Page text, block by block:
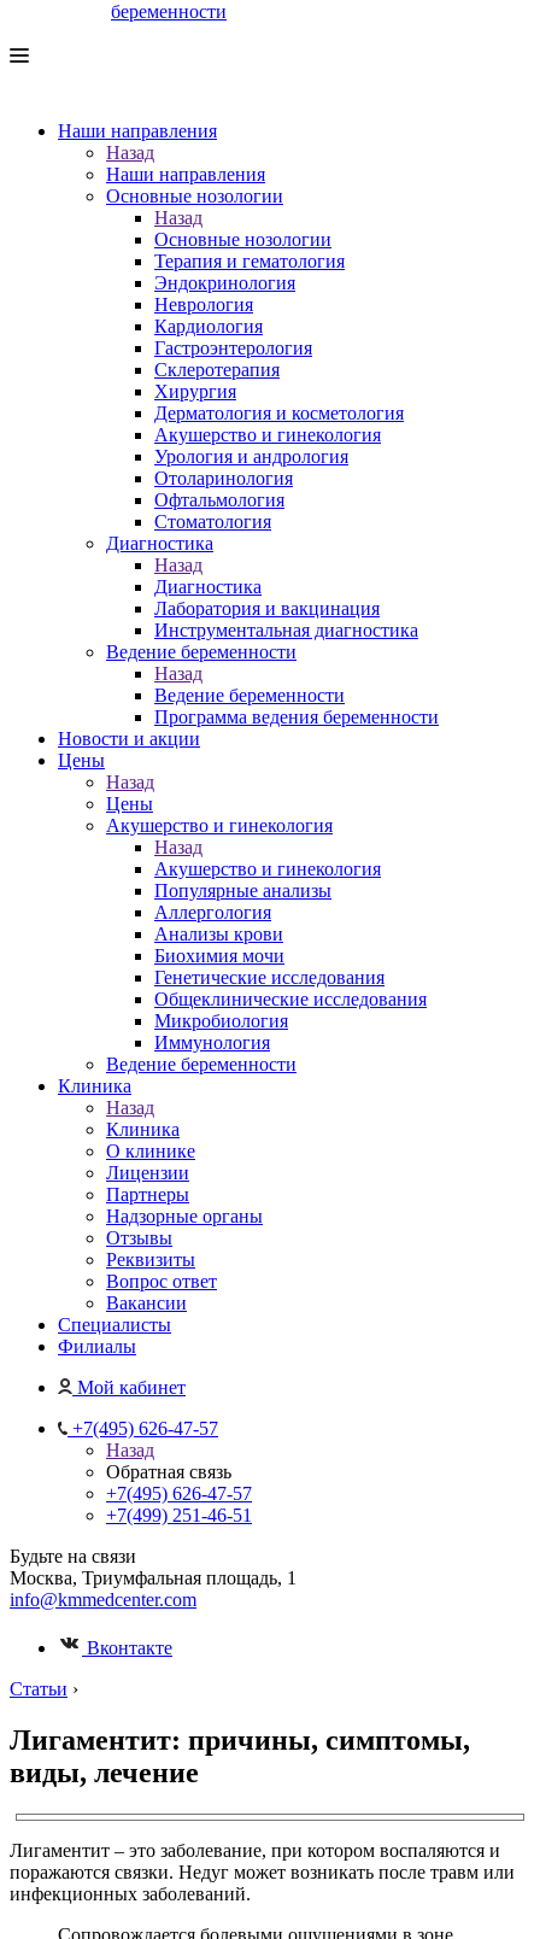
беременности
Наши направления
Назад
Наши направления
Основные нозологии
Назад
Основные нозологии
Терапия и гематология
Эндокринология
Неврология
Кардиология
Гастроэнтерология
Склеротерапия
Хирургия
Дерматология и косметология
Акушерство и гинекология
Урология и андрология
Отоларинология
Офтальмология
Стоматология
Диагностика
Назад
Диагностика
Лаборатория и вакцинация
Инструментальная диагностика
Ведение беременности
Назад
Ведение беременности
Программа ведения беременности
Новости и акции
Цены
Назад
Цены
Акушерство и гинекология
Назад
Акушерство и гинекология
Популярные анализы
Аллергология
Анализы крови
Биохимия мочи
Генетические исследования
Общеклинические исследования
Микробиология
Иммунология
Ведение беременности
Клиника
Назад
Клиника
О клинике
Лицензии
Партнеры
Надзорные органы
Отзывы
Реквизиты
Вопрос ответ
Вакансии
Специалисты
Филиалы
Мой кабинет
+7(495) 626-47-57
Назад
Обратная связь
+7(495) 626-47-57
+7(499) 251-46-51
Будьте на связи
Москва, Триумфальная площадь, 1
info@kmmedcenter.com
Вконтакте
Статьи ›
Лигаментит: причины, симптомы,
виды, лечение
Лигаментит – это заболевание, при котором воспаляются и
поражаются связки. Недуг может возникать после травм или
инфекционных заболеваний.
Сопровождается болевыми ощущениями в зоне